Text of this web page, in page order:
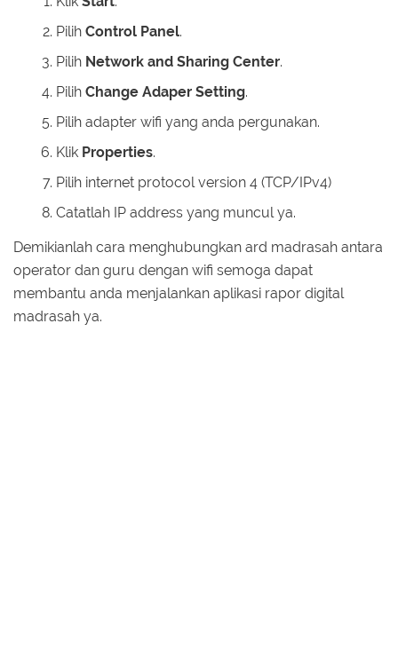
Pilih Control Panel.
Pilih Network and Sharing Center.
Pilih Change Adaper Setting.
Pilih adapter wifi yang anda pergunakan.
Klik Properties.
Pilih internet protocol version 4 (TCP/IPv4)
Catatlah IP address yang muncul ya.
Demikianlah cara menghubungkan ard madrasah antara
operator dan guru dengan wifi semoga dapat
membantu anda menjalankan aplikasi rapor digital
madrasah ya.